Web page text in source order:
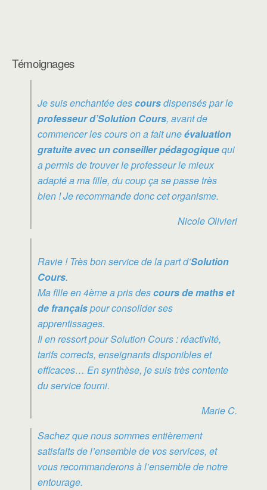
Témoignages
Je suis enchantée descoursdispensés par le
professeur d’Solution Cours, avant de
commencer les cours on a fait uneévaluation
gratuite avec un conseiller pédagogiquequi
a permis de trouver le professeur le mieux
adapté a ma fille, du coup ça se passe très
bien ! Je recommande donc cet organisme.
Nicole Olivieri
Ravie ! Très bon service de la part d’Solution
Cours.
Ma fille en 4ème a pris descours de maths et
de françaispour consolider ses
apprentissages.
Il en ressort pour Solution Cours : réactivité,
tarifs corrects, enseignants disponibles et
efficaces… En synthèse, je suis très contente
du service fourni.
Marie C.
Sachez que nous sommes entièrement
satisfaits de l’ensemble de vos services, et
vous recommanderons à l’ensemble de notre
entourage.